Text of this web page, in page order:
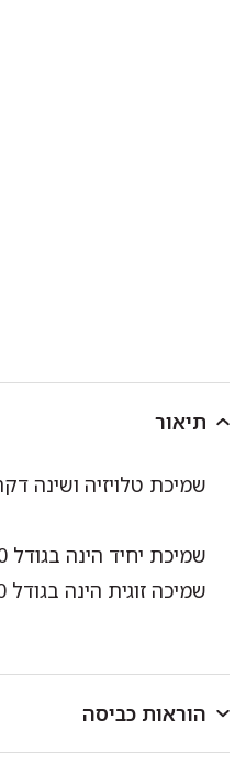
תיאור
שמיכת טלויזיה ושינה
שמיכת יחיד הינה בגודל 150/200 ס"מ
שמיכה זוגית הינה בגודל 200/220 ס"מ
הוראות כביסה